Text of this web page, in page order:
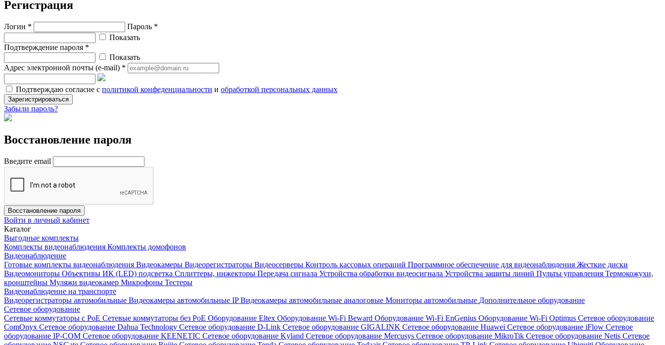
Регистрация
Логин *
Пароль *
Показать
Подтверждение пароля *
Показать
Адрес электронной почты (e-mail) *
Подтверждаю согласие с политикой конфеденциальности и обработкой персональных данных
Зарегистрироваться
Забыли пароль?
Восстановление пароля
Введите email
Восстановление пароля
Войти в личный кабинет
Каталог
Выгодные комплекты
Комплекты видеонаблюдения Комплекты домофонов
Видеонаблюдение
Готовые комплекты видеонаблюдения Видеокамеры Видеорегистраторы Видеосерверы Контроль кассовых операций Программное обеспечение для видеонаблюдения Жесткие диски
Видеомониторы Объективы ИК (LED) подсветка Сплиттеры, инжекторы Передача сигнала Устройства обработки видеосигнала Устройства защиты линий Пульты управления Термокожухи,
кронштейны Муляжи видеокамер Микрофоны Тестеры
Видеонаблюдение на транспорте
Видеорегистраторы автомобильные Видеокамеры автомобильные IPВидеокамеры автомобильные аналоговые Мониторы автомобильные Дополнительное оборудование
Сетевое оборудование
Сетевые коммутаторы с РоЕ Сетевые коммутаторы без РоЕ Оборудование Eltex Оборудование Wi-Fi Beward Оборудование Wi-Fi EnGenius Оборудование Wi-Fi Optimus Сетевое оборудование
ComOnyx Сетевое оборудование Dahua Technology Сетевое оборудование D-Link Сетевое оборудование GIGALINK Сетевое оборудование Huawei Сетевое оборудование iFlow Сетевое
оборудование IP-COM Сетевое оборудование KEENETIC Сетевое оборудование Kyland Сетевое оборудование Mercusys Сетевое оборудование MikroTik Сетевое оборудование Netis Сетевое